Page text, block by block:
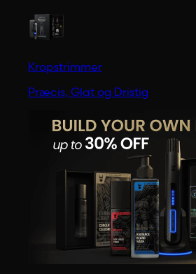
Kropstrimmer
Præcis, Glat og Dristig